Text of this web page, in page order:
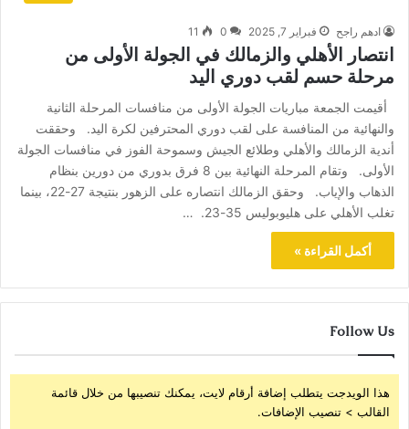
ادهم راجح فبراير 7, 2025 0
11
انتصار الأهلي والزمالك في الجولة الأولى من
مرحلة حسم لقب دوري اليد
أقيمت الجمعة مباريات الجولة الأولى من منافسات المرحلة الثانية
والنهائية من المنافسة على لقب دوري المحترفين لكرة اليد. وحققت
أندية الزمالك والأهلي وطلائع الجيش وسموحة الفوز في منافسات الجولة
الأولى. وتقام المرحلة النهائية بين 8 فرق بدوري من دورين بنظام
الذهاب والإياب. وحقق الزمالك انتصاره على الزهور بنتيجة 27-22، بينما
تغلب الأهلي على هليوبوليس 35-23. …
أكمل القراءة »
Follow Us
هذا الويدجت يتطلب إضافة أرقام لايت، يمكنك تنصيبها من خلال قائمة
القالب > تنصيب الإضافات.